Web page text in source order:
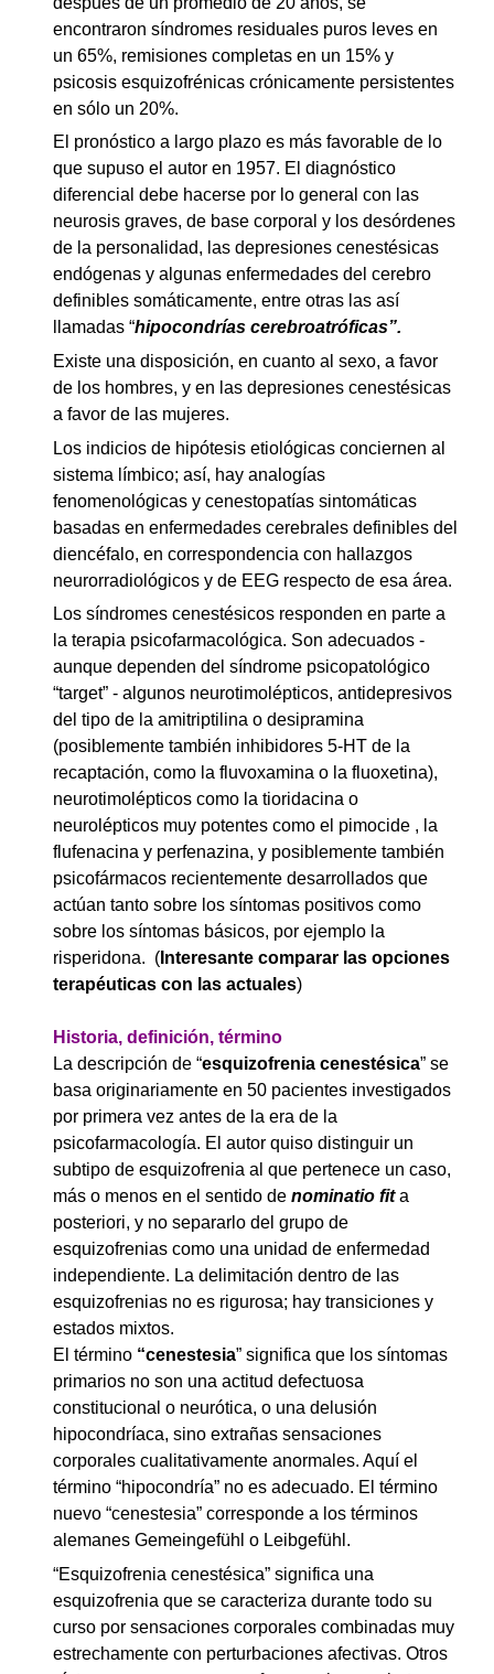
encontraron síndromes residuales puros leves en
un 65%, remisiones completas en un 15% y
psicosis esquizofrénicas crónicamente persistentes
en sólo un 20%.
El pronóstico a largo plazo es más favorable de lo
que supuso el autor en 1957. El diagnóstico
diferencial debe hacerse por lo general con las
neurosis graves, de base corporal y los desórdenes
de la personalidad, las depresiones cenestésicas
endógenas y algunas enfermedades del cerebro
definibles somáticamente, entre otras las así
llamadas “hipocondrías cerebroatróficas”.
Existe una disposición, en cuanto al sexo, a favor
de los hombres, y en las depresiones cenestésicas
a favor de las mujeres.
Los indicios de hipótesis etiológicas conciernen al
sistema límbico; así, hay analogías
fenomenológicas y cenestopatías sintomáticas
basadas en enfermedades cerebrales definibles del
diencéfalo, en correspondencia con hallazgos
neurorradiológicos y de EEG respecto de esa área.
Los síndromes cenestésicos responden en parte a
la terapia psicofarmacológica. Son adecuados -
aunque dependen del síndrome psicopatológico
“target” - algunos neurotimolépticos, antidepresivos
del tipo de la amitriptilina o desipramina
(posiblemente también inhibidores 5-HT de la
recaptación, como la fluvoxamina o la fluoxetina),
neurotimolépticos como la tioridacina o
neurolépticos muy potentes como el pimocide , la
flufenacina y perfenazina, y posiblemente también
psicofármacos recientemente desarrollados que
actúan tanto sobre los síntomas positivos como
sobre los síntomas básicos, por ejemplo la
risperidona. ( Interesante comparar las opciones
terapéuticas con las actuales)
Historia, definición, término
La descripción de “esquizofrenia cenestésica” se
basa originariamente en 50 pacientes investigados
por primera vez antes de la era de la
psicofarmacología. El autor quiso distinguir un
subtipo de esquizofrenia al que pertenece un caso,
más o menos en el sentido denominatio fita
posteriori, y no separarlo del grupo de
esquizofrenias como una unidad de enfermedad
independiente. La delimitación dentro de las
esquizofrenias no es rigurosa; hay transiciones y
estados mixtos.
El término “cenestesia” significa que los síntomas
primarios no son una actitud defectuosa
constitucional o neurótica, o una delusión
hipocondríaca, sino extrañas sensaciones
corporales cualitativamente anormales. Aquí el
término “hipocondría” no es adecuado. El término
nuevo “cenestesia” corresponde a los términos
alemanes Gemeingefühl o Leibgefühl.
“Esquizofrenia cenestésica” significa una
esquizofrenia que se caracteriza durante todo su
curso por sensaciones corporales combinadas muy
estrechamente con perturbaciones afectivas. Otros